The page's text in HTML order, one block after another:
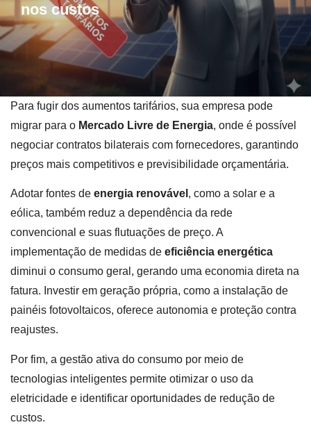
nos custos
Para fugir dos aumentos tarifários, sua empresa pode
migrar para o Mercado Livre de Energia, onde é possível
negociar contratos bilaterais com fornecedores, garantindo
preços mais competitivos e previsibilidade orçamentária.
Adotar fontes de energia renovável , como a solar e a
eólica, também reduz a dependência da rede
convencional e suas flutuações de preço. A
implementação de medidas de eficiência energética
diminui o consumo geral, gerando uma economia direta na
fatura. Investir em geração própria, como a instalação de
painéis fotovoltaicos, oferece autonomia e proteção contra
reajustes.
Por fim, a gestão ativa do consumo por meio de
tecnologias inteligentes permite otimizar o uso da
eletricidade e identificar oportunidades de redução de
custos.